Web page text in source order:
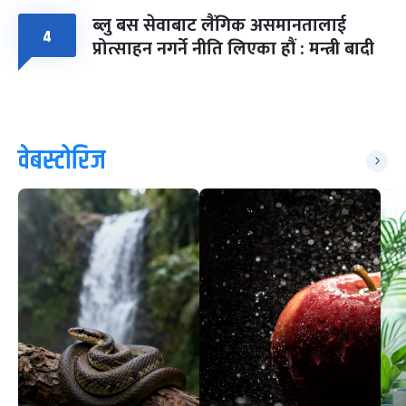
४ ब्लु बस सेवाबाट लैंगिक असमानतालाई
प्रोत्साहन नगर्ने नीति लिएका हौं : मन्त्री बादी
वेबस्टोरिज